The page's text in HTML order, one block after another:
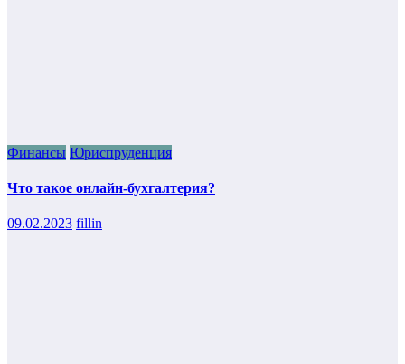
Финансы Юриспруденция
Что такое онлайн-бухгалтерия?
09.02.2023 fillin